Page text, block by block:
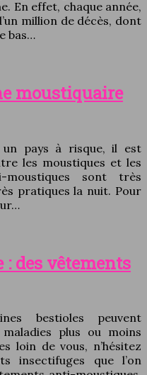
En effet, chaque année,
million de décès, dont
bas…
moustiquaire
un pays à risque, il est
les moustiques et les
moustiques sont très
pratiques la nuit. Pour
des vêtements
bestioles peuvent
plus ou moins
loin de vous, n’hésitez
insectifuges que l’on